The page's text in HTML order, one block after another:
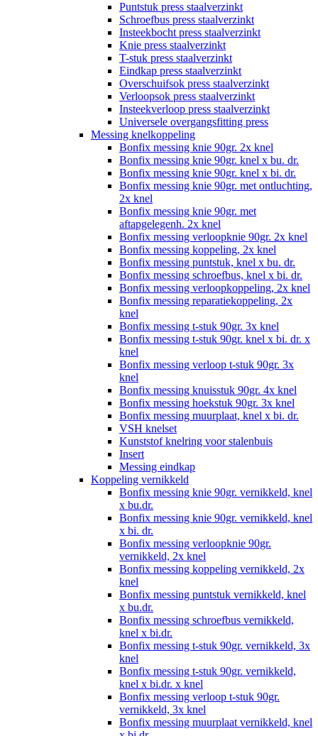
Puntstuk press staalverzinkt
Schroefbus press staalverzinkt
Insteekbocht press staalverzinkt
Knie press staalverzinkt
T-stuk press staalverzinkt
Eindkap press staalverzinkt
Overschuifsok press staalverzinkt
Verloopsok press staalverzinkt
Insteekverloop press staalverzinkt
Universele overgangsfitting press
Messing knelkoppeling
Bonfix messing knie 90gr. 2x knel
Bonfix messing knie 90gr. knel x bu. dr.
Bonfix messing knie 90gr. knel x bi. dr.
Bonfix messing knie 90gr. met ontluchting,
2x knel
Bonfix messing knie 90gr. met
aftapgelegenh. 2x knel
Bonfix messing verloopknie 90gr. 2x knel
Bonfix messing koppeling, 2x knel
Bonfix messing puntstuk, knel x bu. dr.
Bonfix messing schroefbus, knel x bi. dr.
Bonfix messing verloopkoppeling, 2x knel
Bonfix messing reparatiekoppeling, 2x
knel
Bonfix messing t-stuk 90gr. 3x knel
Bonfix messing t-stuk 90gr. knel x bi. dr. x
knel
Bonfix messing verloop t-stuk 90gr. 3x
knel
Bonfix messing knuisstuk 90gr. 4x knel
Bonfix messing hoekstuk 90gr. 3x knel
Bonfix messing muurplaat, knel x bi. dr.
VSH knelset
Kunststof knelring voor stalenbuis
Insert
Messing eindkap
Koppeling vernikkeld
Bonfix messing knie 90gr. vernikkeld, knel
x bu.dr.
Bonfix messing knie 90gr. vernikkeld, knel
x bi. dr.
Bonfix messing verloopknie 90gr.
vernikkeld, 2x knel
Bonfix messing koppeling vernikkeld, 2x
knel
Bonfix messing puntstuk vernikkeld, knel
x bu.dr.
Bonfix messing schroefbus vernikkeld,
knel x bi.dr.
Bonfix messing t-stuk 90gr. vernikkeld, 3x
knel
Bonfix messing t-stuk 90gr. vernikkeld,
knel x bi.dr. x knel
Bonfix messing verloop t-stuk 90gr.
vernikkeld, 3x knel
Bonfix messing muurplaat vernikkeld, knel